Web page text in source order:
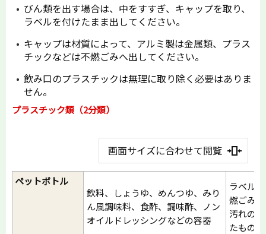
びん類を出す場合は、中をすすぎ、キャップを取り、
ラベルを付けたまま出してください。
キャップは材質によって、アルミ製は金属類、プラス
チックなどは不燃ごみへ出してください。
飲み口のプラスチックは無理に取り除く必要はありま
せん。
プラスチック類（2分類）
画面サイズに合わせて閲覧
ペットボトル
飲料、しょうゆ、めんつゆ、みり
ん風調味料、食酢、調味酢、ノン
オイルドレッシングなどの容器
ラベル
燃ごみ
汚れの
たもの